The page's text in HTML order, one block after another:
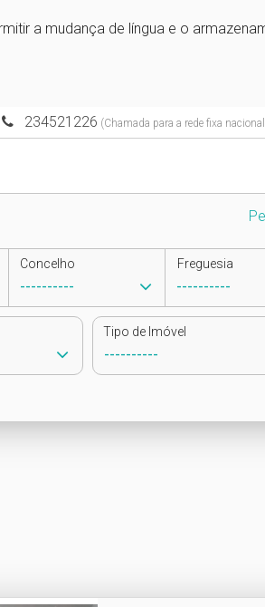
a mudança de língua e o
234521226 (Chamada para a rede fixa
Concelho Freguesia
Tipo de Imóvel